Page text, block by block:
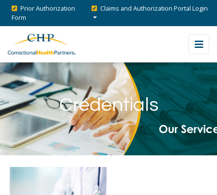
Prior Authorization
Form
Claims and Authorization Portal Login
Credentials